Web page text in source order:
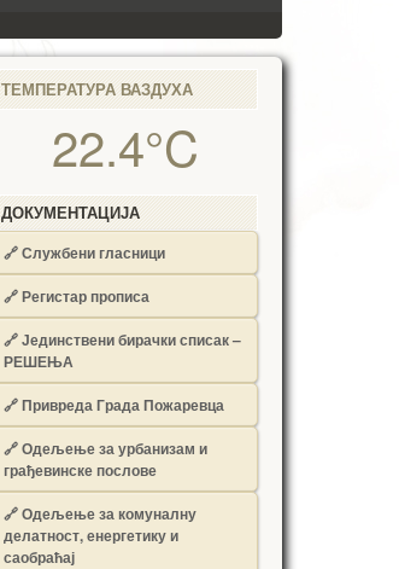
ТЕМПЕРАТУРА ВАЗДУХА
22.4°C
ДОКУМЕНТАЦИЈА
🔗Службени гласници
🔗Регистар прописа
🔗Јединствени бирачки списак –
РЕШЕЊА
🔗Привреда Града Пожаревца
🔗Одељење за урбанизам и
грађевинске послове
🔗Одељење за комуналну
делатност, енергетику и
саобраћај